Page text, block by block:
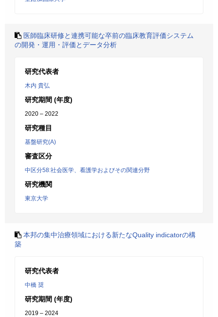
医師臨床研修と連携可能な卒前の臨床教育評価システム
の開発・運用・評価とデータ分析
研究代表者
木内 貴弘
研究期間 (年度)
2020 – 2022
研究種目
基盤研究(A)
審査区分
中区分58:社会医学、看護学およびその関連分野
研究機関
東京大学
本邦の集中治療領域における新たなQuality indicatorの構
築
研究代表者
中橋 奨
研究期間 (年度)
2019 – 2024